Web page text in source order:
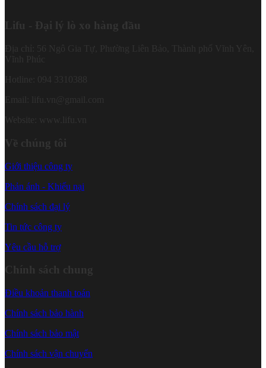
Lifu - Đại lý lò xo hàng đầu
Địa chỉ: 56 Ngô Gia Tự, Phường Liên Bảo, Thành phố Vĩnh Yên,
Hotline: 094 3310388
Về chúng tôi
Giới thiệu công ty
Phản ánh - Khiếu nại
Chính sách đại lý
Tin tức công ty
Yêu cầu hỗ trợ
Chính sách chung
Điều khoản thanh toán
Chính sách bảo hành
Chính sách bảo mật
Chính sách vận chuyển